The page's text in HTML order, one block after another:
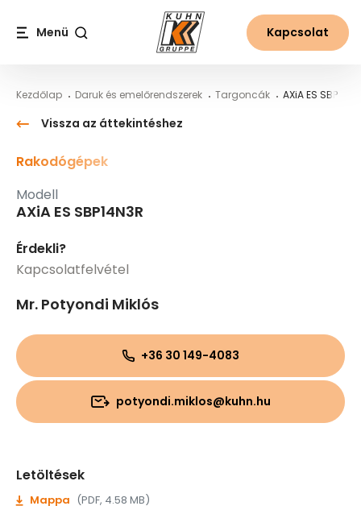
Menü Kapcsolat
Kezdőlap Daruk és emelőrendszerek Targoncák AXiA ES
Vissza az áttekintéshez
Rakodógépek
Modell
AXiA ES SBP14N3R
Érdekli?
Kapcsolatfelvétel
Mr. Potyondi Miklós
+36 30 149-4083
potyondi.miklos@kuhn.hu
Letöltések
Mappa (PDF, 4.58 MB)